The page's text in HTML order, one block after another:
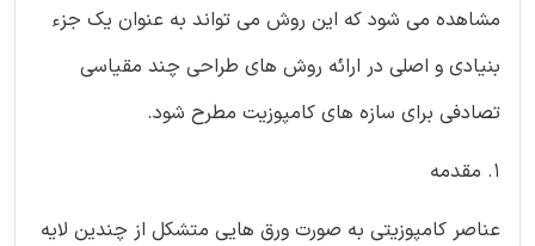
مشاهده می شود که این روش می تواند به عنوان یک جزء
بنیادی و اصلی در ارائه روش های طراحی چند مقیاسی
تصادفی برای سازه های کامپوزیت مطرح شود.
1. مقدمه
عناصر کامپوزیتی به صورت ورق هایی متشکل از چندین لایه